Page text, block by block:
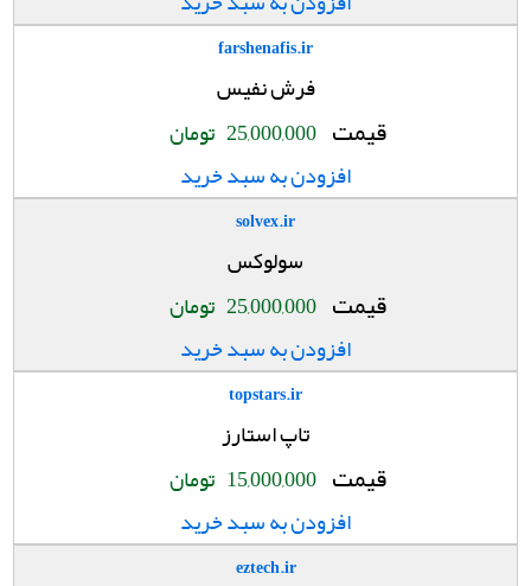
farshenafis.ir
فرش نفیس
قیمت 25,000,000 تومان
افزودن به سبد خرید
solvex.ir
سولوکس
قیمت 25,000,000 تومان
افزودن به سبد خرید
topstars.ir
تاپ استارز
قیمت 15,000,000 تومان
افزودن به سبد خرید
eztech.ir